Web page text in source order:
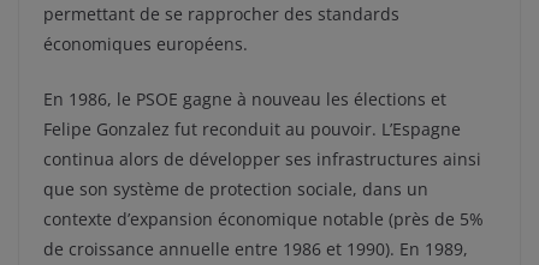
permettant de se rapprocher des standards
économiques européens.
En 1986, le PSOE gagne à nouveau les élections et
Felipe Gonzalez fut reconduit au pouvoir. L’Espagne
continua alors de développer ses infrastructures ainsi
que son système de protection sociale, dans un
contexte d’expansion économique notable (près de 5%
de croissance annuelle entre 1986 et 1990). En 1989,